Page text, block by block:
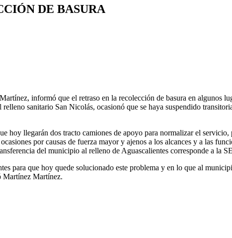
DE BASURA
informó que el retraso en la recolección de basura en algunos
sanitario San Nicolás, ocasionó que se haya suspendido
hoy llegarán dos tracto camiones de apoyo para normalizar el
por causas de fuerza mayor y ajenos a los alcances y a las
del municipio al relleno de Aguascalientes corresponde a la
para que hoy quede solucionado este problema y en lo que al
Martínez Martínez.